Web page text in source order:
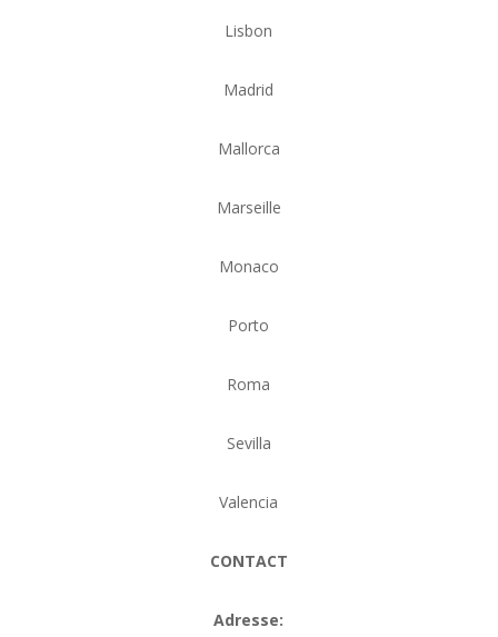
Lisbon
Madrid
Mallorca
Marseille
Monaco
Porto
Roma
Sevilla
Valencia
CONTACT
Adresse: